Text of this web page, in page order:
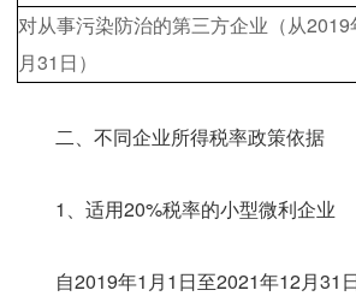
对从事污染防治的第三方企业（从2019
月 31 日）
二、不同企业所得税率政策依据
1、适用20%税率的小型微利企业
自2019年1月1日至2021年12月31